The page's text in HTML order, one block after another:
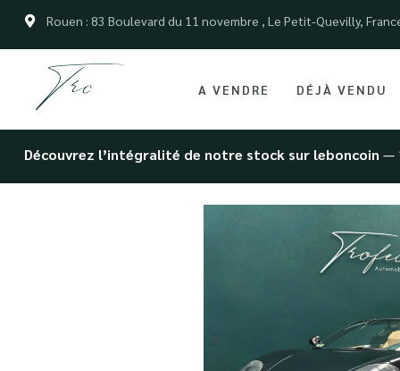
Rouen : 83 Boulevard du 11 novembre , Le Petit-Quevilly,
A VENDRE DÉJÀ VENDU
Découvrez l’intégralité de notre stock sur leboncoin —